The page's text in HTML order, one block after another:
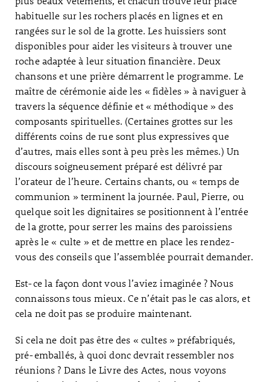
habituelle sur les rochers placés en lignes et en
rangées sur le sol de la grotte. Les huissiers sont
disponibles pour aider les visiteurs à trouver une
roche adaptée à leur situation financière. Deux
chansons et une prière démarrent le programme. Le
maître de cérémonie aide les « fidèles » à naviguer à
travers la séquence définie et « méthodique » des
composants spirituelles. (Certaines grottes sur les
différents coins de rue sont plus expressives que
d’autres, mais elles sont à peu près les mêmes.) Un
discours soigneusement préparé est délivré par
l’orateur de l’heure. Certains chants, ou « temps de
communion » terminent la journée. Paul, Pierre, ou
quelque soit les dignitaires se positionnent à l’entrée
de la grotte, pour serrer les mains des paroissiens
après le « culte » et de mettre en place les rendez-
vous des conseils que l’assemblée pourrait demander.
Est-ce la façon dont vous l’aviez imaginée ? Nous
connaissons tous mieux. Ce n’était pas le cas alors, et
cela ne doit pas se produire maintenant.
Si cela ne doit pas être des « cultes » préfabriqués,
pré-emballés, à quoi donc devrait ressembler nos
réunions ? Dans le Livre des Actes, nous voyons